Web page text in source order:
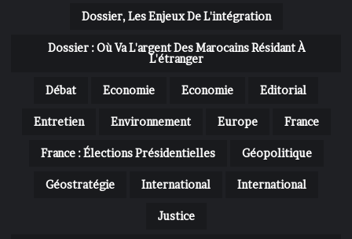
Dossier, Les Enjeux De L'intégration
Dossier : Où Va L'argent Des Marocains Résidant À
L'étranger
Débat Economie Economie Editorial
Entretien Environnement Europe France
France : Élections Présidentielles Géopolitique
Géostratégie International International
Justice